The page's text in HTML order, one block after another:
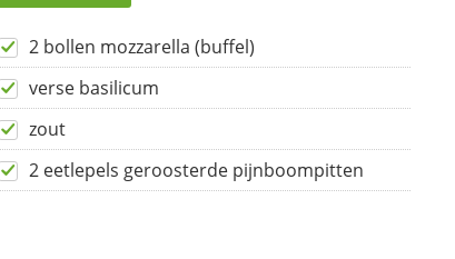
2 bollen mozzarella (buffel)
verse basilicum
zout
2 eetlepels geroosterde pijnboompitten